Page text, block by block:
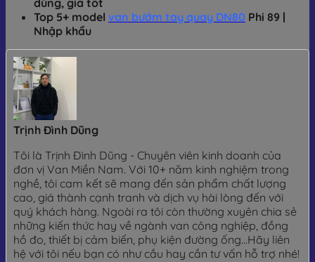
dùng, giá tốt
Top 5+ model van bướm tay quay DN80 Phi 89 |
Nhập khẩu
Trịnh Đình Dũng
Tôi là Trịnh Đình Dũng - Chuyên viên kinh doanh của
đơn vị Van Miền Nam. Với 10+ năm kinh nghiệm trong
nghề, tôi cam kết sẽ mang đến sản phẩm chất lượng
cao, giá thành cạnh tranh và dịch vụ hài lòng đến với
quý khách hàng. Ngoài ra tôi còn thường xuyên chia sẻ
những kiến thức hay về ngành van công nghiệp, đồng
hồ đo, thiết bị cảm biến, phụ kiện đường ống...Hãy liên
hệ với tôi nếu bạn có như cầu hay cần tư vấn hỗ trợ nhé!